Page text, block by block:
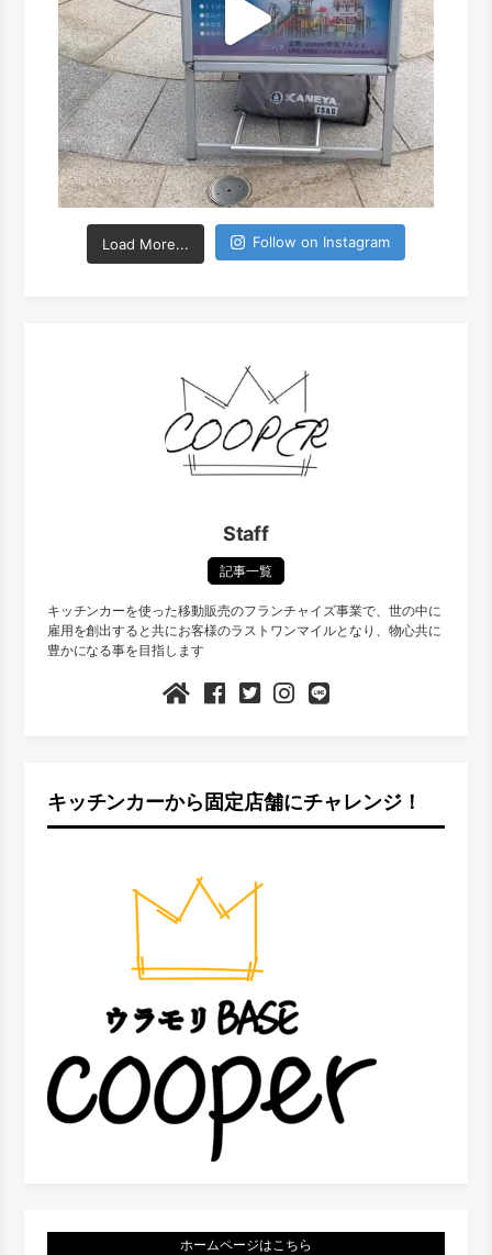
Load More... Follow on Instagram
Staff
記事一覧
キッチンカーを使った移動販売のフランチャイズ事業で、世の中に
雇用を創出すると共にお客様のラストワンマイルとなり、物心共に
豊かになる事を目指します
キッチンカーから固定店舗にチャレンジ！
ホームページはこちら